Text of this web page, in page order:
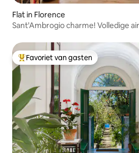
Flat in Florence
Sant'Ambrogio charme! Volledige
Topfavoriet van gasten
Favoriet van gasten